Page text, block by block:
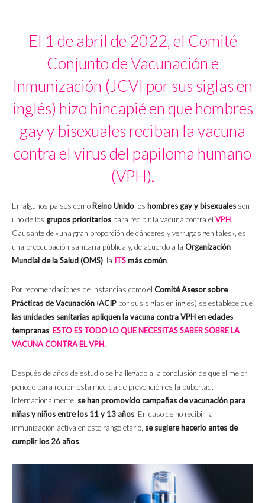
El 1 de abril de 2022, el Comité
Conjunto de Vacunación e
Inmunización (JCVI por sus siglas en
inglés) hizo hincapié en que hombres
gay y bisexuales reciban la vacuna
contra el virus del papiloma humano
(VPH).
En algunos países como Reino Unido los hombres gay y bisexuales son
uno de los grupos prioritarios para recibir la vacuna contra el VPH.
Causante de «una gran proporción de cánceres y verrugas genitales», es
una preocupación sanitaria pública y, de acuerdo a la Organización
Mundial de la Salud (OMS), la ITSmás común.
Por recomendaciones de instancias como el Comité Asesor sobre
Prácticas de Vacunación (ACIP por sus siglas en inglés) se establece que
las unidades sanitarias apliquen la vacuna contra VPH en edades
tempranas. ESTO ES TODO LO QUE NECESITAS SABER SOBRE LA
VACUNA CONTRA EL VPH.
Después de años de estudio se ha llegado a la conclusión de que el mejor
periodo para recibir esta medida de prevención es la pubertad.
Internacionalmente, se han promovido campañas de vacunación para
niñas y niños entre los 11 y 13 años. En caso de no recibir la
inmunización activa en este rango etario, se sugiere hacerlo antes de
cumplir los 26 años.